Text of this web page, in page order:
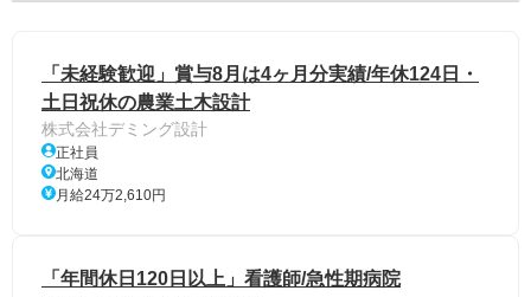
「未経験歓迎」賞与8月は4ヶ月分実績/年休124日・
土日祝休の農業土木設計
株式会社デミング設計
正社員
北海道
月給24万2,610円
「年間休日120日以上」看護師/急性期病院